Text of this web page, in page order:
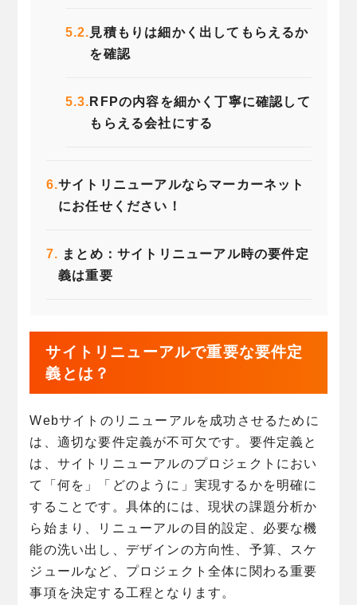
5.2. 見積もりは細かく出してもらえるか
を確認
5.3. RFPの内容を細かく丁寧に確認して
もらえる会社にする
6.サイトリニューアルならマーカーネット
にお任せください！
7. まとめ：サイトリニューアル時の要件定
義は重要
サイトリニューアルで重要な要件定
義とは？
Webサイトのリニューアルを成功させるために
は、適切な要件定義が不可欠です。要件定義と
は、サイトリニューアルのプロジェクトにおい
て「何を」「どのように」実現するかを明確に
することです。具体的には、現状の課題分析か
ら始まり、リニューアルの目的設定、必要な機
能の洗い出し、デザインの方向性、予算、スケ
ジュールなど、プロジェクト全体に関わる重要
事項を決定する工程となります。